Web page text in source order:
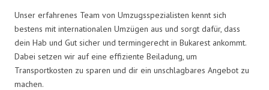
Unser erfahrenes Team von Umzugsspezialisten kennt sich
bestens mit internationalen Umzügen aus und sorgt dafür, dass
dein Hab und Gut sicher und termingerecht in Bukarest ankommt.
Dabei setzen wir auf eine effiziente Beiladung, um
Transportkosten zu sparen und dir ein unschlagbares Angebot zu
machen.